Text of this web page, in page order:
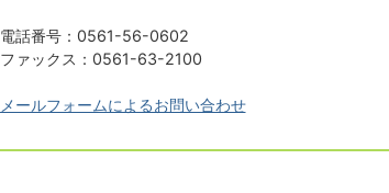
電話番号：0561-56-0602
ファックス：0561-63-2100
メールフォームによるお問い合わせ